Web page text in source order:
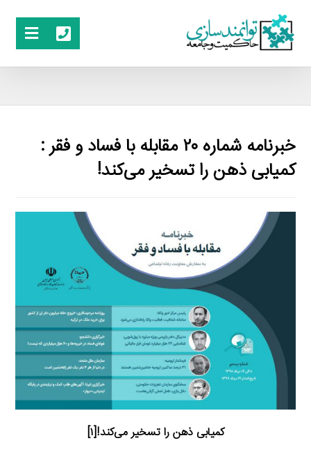
خبرنامه شماره ۲۰ مقابله با فساد و فقر :
کمیابی ذهن را تسخیر می‌کند!
کمیابی ذهن را تسخیر می‌کند![۱]